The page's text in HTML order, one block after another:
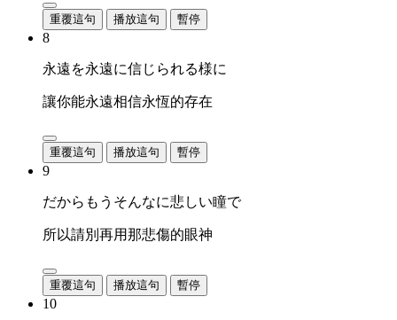
重覆這句 播放這句 暫停
8
永遠を永遠に信じられる様に
讓你能永遠相信永恆的存在
重覆這句 播放這句 暫停
9
だからもうそんなに悲しい瞳で
所以請別再用那悲傷的眼神
重覆這句 播放這句 暫停
10